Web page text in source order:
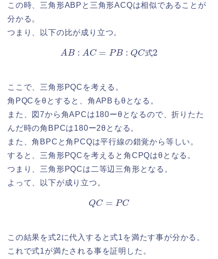
この時、三角形ABPと三角形ACQは相似であることが
分かる。
つまり、以下の比が成り立つ。
式
AB AC B:Q C式2
ここで、三角形PQCを考える。
角PQCをθとすると、角APBもθとなる。
また、図7から角APCは180ーθとなるので、折りたた
んだ時の角BPCは180ー2θとなる。
また、角BPCと角PCQは平行線の錯覚から等しい。
すると、三角形PQCを考えると角CPQはθとなる。
つまり、三角形PQCは二等辺三角形となる。
よって、以下が成り立つ。
QC PC
この結果を式2に代入すると式1を満たす事が分かる。
これで式1が満たされる事を証明した。